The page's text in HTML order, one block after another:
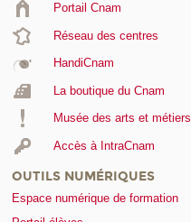
Portail Cnam
Réseau des centres
HandiCnam
La boutique du Cnam
Musée des arts et métiers
Accès à IntraCnam
OUTILS NUMÉRIQUES
Espace numérique de formation